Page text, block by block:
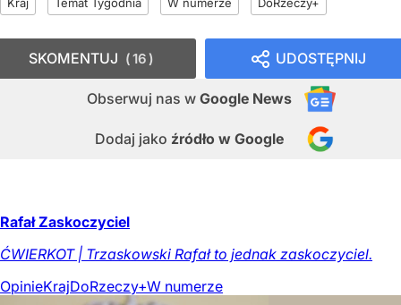
UDOSTĘPNIJ
Obserwuj nas w Google News
Dodaj jako źródło w Google
SKOMENTUJ 16
Rafał Zaskoczyciel
ĆWIERKOT | Trzaskowski Rafał to jednak zaskoczyciel.
OpinieKrajDoRzeczy+W numerze